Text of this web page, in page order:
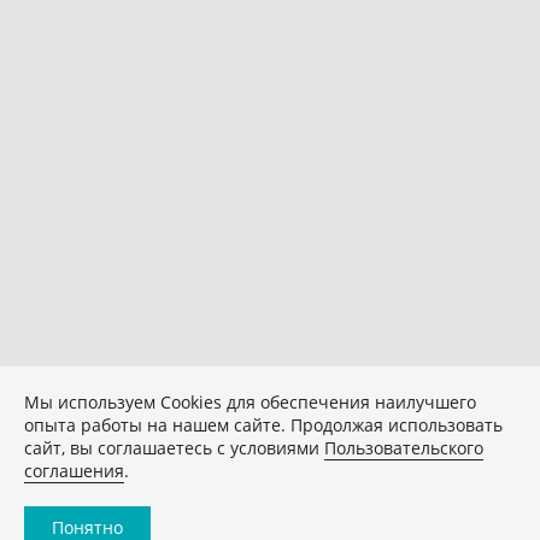
Мы используем Сookies для обеспечения наилучшего
опыта работы на нашем сайте. Продолжая использовать
сайт, вы соглашаетесь с условиями Пользовательского
соглашения.
Понятно